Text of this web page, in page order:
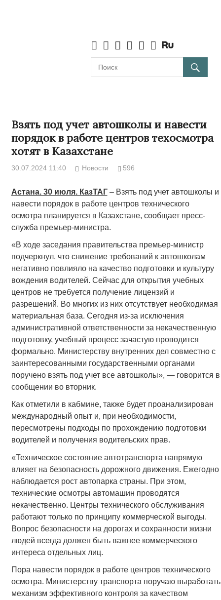
Взять под учет автошколы и навести
порядок в работе центров техосмотра
хотят в Казахстане
30.07.2024 11:40 Новости 596
Астана. 30 июля. КазТАГ– Взять под учет автошколы и
навести порядок в работе центров технического
осмотра планируется в Казахстане, сообщает пресс-
служба премьер-министра.
«В ходе заседания правительства премьер-министр
подчеркнул, что снижение требований к автошколам
негативно повлияло на качество подготовки и культуру
вождения водителей. Сейчас для открытия учебных
центров не требуется получение лицензий и
разрешений. Во многих из них отсутствует необходимая
материальная база. Сегодня из-за исключения
административной ответственности за некачественную
подготовку, учебный процесс зачастую проводится
формально. Министерству внутренних дел совместно с
заинтересованными государственными органами
поручено взять под учет все автошколы», — говорится в
сообщении во вторник.
Как отметили в кабмине, также будет проанализирован
международный опыт и, при необходимости,
пересмотрены подходы по прохождению подготовки
водителей и получения водительских прав.
«Техническое состояние автотранспорта напрямую
влияет на безопасность дорожного движения. Ежегодно
наблюдается рост автопарка страны. При этом,
технические осмотры автомашин проводятся
некачественно. Центры технического обслуживания
работают только по принципу коммерческой выгоды.
Вопрос безопасности на дорогах и сохранности жизни
людей всегда должен быть важнее коммерческого
интереса отдельных лиц.
Пора навести порядок в работе центров технического
осмотра. Министерству транспорта поручаю выработать
механизм эффективного контроля за качеством